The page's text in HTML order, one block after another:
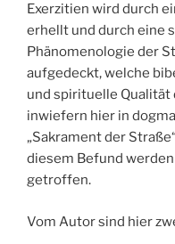
Exerzitien wird durch
erhellt und durch eine
Phänomenologie der
aufgedeckt, welche
und spirituelle Qualität
inwiefern hier in
„Sakrament der
diesem Befund
getroffen.
Vom Autor sind hier